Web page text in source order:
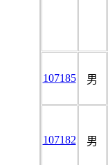
107185 男
107182 男